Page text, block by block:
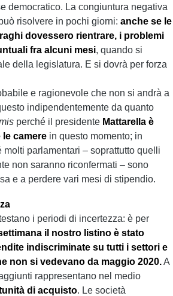
democratico. La congiuntura negativa
risolvere in pochi giorni: anche se le
dovessero rientrare, i problemi
fra alcuni mesi, quando si
della legislatura. E si dovrà per forza
e ragionevole che non si andrà a
indipendentemente da quanto
perché il presidente Mattarella è
camere in questo momento; in
parlamentari – soprattutto quelli
non saranno riconfermati – sono
e a perdere vari mesi di stipendio.
i periodi di incertezza: è per
il nostro listino è stato
indiscriminate su tutti i settori e
non si vedevano da maggio 2020.A
rappresentano nel medio
di acquisto. Le società